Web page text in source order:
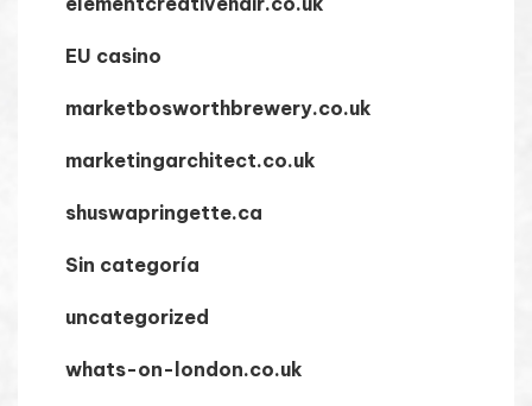
EU casino
marketbosworthbrewery.co.uk
marketingarchitect.co.uk
shuswapringette.ca
Sin categoría
uncategorized
whats-on-london.co.uk